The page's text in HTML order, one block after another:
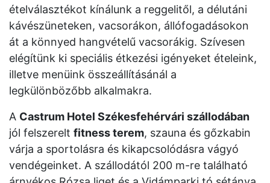
ételválasztékot kínálunk a reggelitől, a délutáni
kávészüneteken, vacsorákon, állófogadásokon
át a könnyed hangvételű vacsorákig. Szívesen
elégítünk ki speciális étkezési igényeket ételeink,
illetve menüink összeállításánál a
legkülönbözőbb alkalmakra.
A Castrum Hotel Székesfehérvári szállodában
jól felszerelt fitness terem, szauna és gőzkabin
várja a sportolásra és kikapcsolódásra vágyó
vendégeinket. A szállodától 200 m-re található